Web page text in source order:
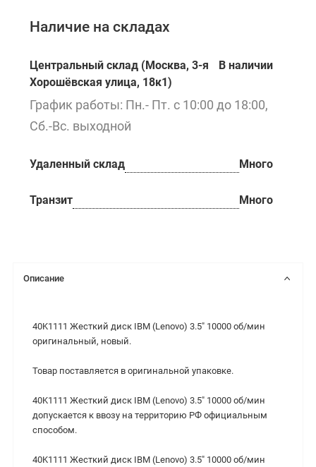
Наличие на складах
Центральный склад (Москва, 3-я
Хорошёвская улица, 18к1)
В наличии
График работы: Пн.- Пт. с 10:00 до 18:00,
Сб.-Вс. выходной
Удаленный склад Много
Транзит Много
Описание
40K1111 Жесткий диск IBM (Lenovo) 3.5" 10000 об/мин
оригинальный, новый.
Товар поставляется в оригинальной упаковке.
40K1111 Жесткий диск IBM (Lenovo) 3.5" 10000 об/мин
допускается к ввозу на территорию РФ официальным
способом.
40K1111 Жесткий диск IBM (Lenovo) 3.5" 10000 об/мин